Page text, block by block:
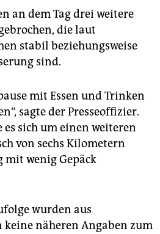
an dem Tag drei weitere
die laut
stabil beziehungsweise
sind.
mit Essen und Trinken
sagte der Presseoffizier.
sich um einen weiteren
von sechs Kilometern
mit wenig Gepäck
wurden aus
näheren Angaben zum